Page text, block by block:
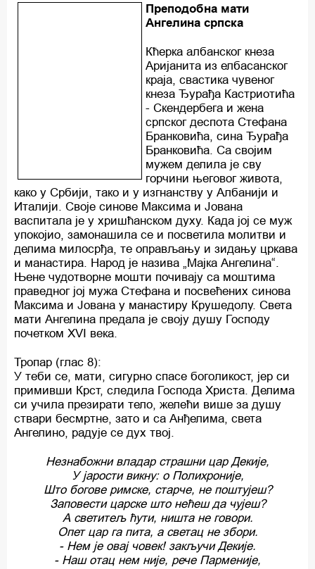
Преподобна мати
Ангелина српска
Кћерка албанског кнеза
Аријанита из елбасанског
краја, свастика чувеног
кнеза Ђурађа Кастриотића
- Скендербега и жена
српског деспота Стефана
Бранковића, сина Ђурађа
Бранковића. Са својим
мужем делила је сву
горчини његовог живота,
како у Србији, тако и у изгнанству у Албанији и
Италији. Своје синове Максима и Јована
васпитала је у хришћанском духу. Када јој се муж
упокојио, замонашила се и посветила молитви и
делима милосрђа, те оправљању и зидању цркава
и манастира. Народ је назива „Мајка Ангелина“.
Њене чудотворне мошти почивају са моштима
праведног јој мужа Стефана и посвећених синова
Максима и Јована у манастиру Крушедолу. Света
мати Ангелина предала је своју душу Господу
почетком XVI века.
Тропар (глас 8):
У теби се, мати, сигурно спасе боголикост, јер си
примивши Крст, следила Господа Христа. Делима
си учила презирати тело, желећи више за душу
ствари бесмртне, зато и са Анђелима, света
Ангелино, радује се дух твој.
Незнабожни владар страшни цар Декије,
У јарости викну: о Полихроније,
Што богове римске, старче, не поштујеш?
Заповести царске што нећеш да чујеш?
А светитељ ћути, ништа не говори.
Опет цар га пита, а светац не збори.
- Нем је овај човек! закључи Декије.
- Наш отац нем није, рече Парменије,